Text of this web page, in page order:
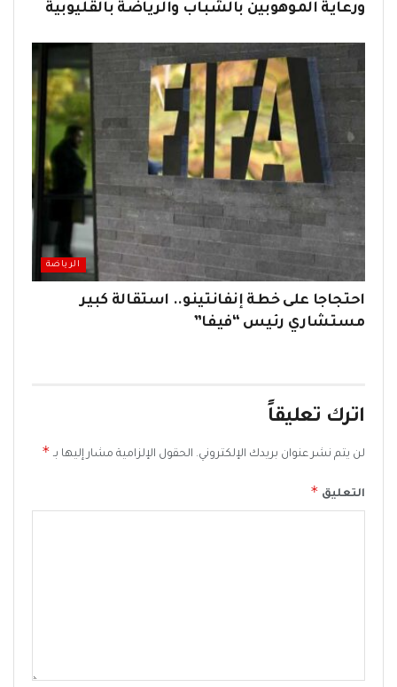
ورعاية الموهوبين بالشباب والرياضة بالقليوبية
الرياضة
احتجاجا على خطة إنفانتينو.. استقالة كبير
مستشاري رئيس “فيفا”
اترك تعليقاً
لن يتم نشر عنوان بريدك الإلكتروني. الحقول الإلزامية مشار إليها بـ *
التعليق *